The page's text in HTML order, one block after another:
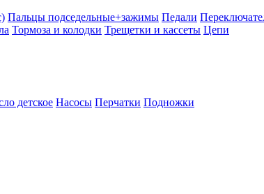
Пальцы подседельные+зажимы Педали
Тормоза и колодки Трещетки и кассеты Цепи
детское Насосы Перчатки Подножки